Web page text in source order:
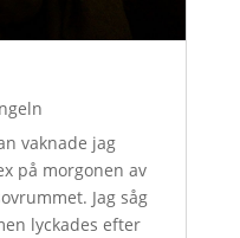
vaknade jag
på morgonen av
Jag såg
lyckades efter